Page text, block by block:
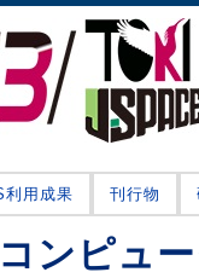
利用成果 刊行物
ンピュ